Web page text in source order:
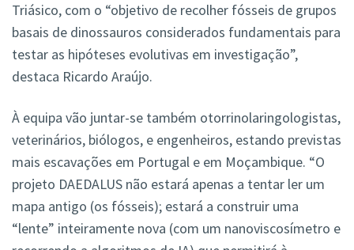
Triásico, com o “objetivo de recolher fósseis de grupos
basais de dinossauros considerados fundamentais para
testar as hipóteses evolutivas em investigação”,
destaca Ricardo Araújo.
À equipa vão juntar-se também otorrinolaringologistas,
veterinários, biólogos, e engenheiros, estando previstas
mais escavações em Portugal e em Moçambique. “O
projeto DAEDALUS não estará apenas a tentar ler um
mapa antigo (os fósseis); estará a construir uma
“lente” inteiramente nova (com um nanoviscosímetro e